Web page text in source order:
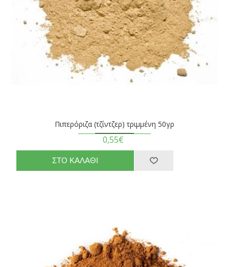
Πιπερόριζα (τζίντζερ) τριμμένη 50γρ
0,55€